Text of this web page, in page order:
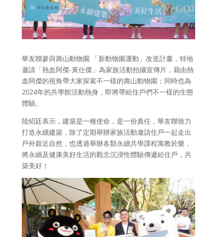
華友聯參與壽山動物園 「新動物園運動」改造計畫，特地
邀請「熱血阿傑-黃仕傑」為家族活動拍攝宣傳片，藉由熱
血阿傑的視角帶大家探索不一樣的壽山動物園；同時也為
2024年的共學館活動熱身，即將帶給住戶們不一樣的生態
體驗。
陸炤廷表示，建築是一種使命，是一份責任，華友聯致力
打造永續建築，除了定期舉辦家族活動邀請住戶一起走出
戶外親近自然，也透過舉辦各類永續共學課程寓教於樂，
將永續及健康美好生活的觀念沉浸性體驗傳遞給住戶，共
築美好！